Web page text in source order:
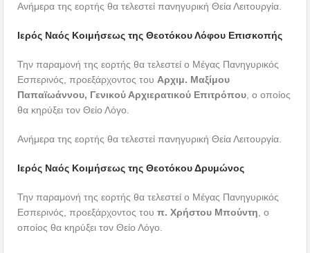
Ανήμερα της εορτής θα τελεστεί πανηγυρική Θεία Λειτουργία.
Ιερός Ναός Κοιμήσεως της Θεοτόκου Λόφου Επισκοπής
Την παραμονή της εορτής θα τελεστεί ο Μέγας Πανηγυρικός
Εσπερινός, προεξάρχοντος του Αρχιμ. Μαξίμου
Παπαϊωάννου, Γενικού Αρχιερατικού Επιτρόπου , ο οποίος
θα κηρύξει τον Θείο Λόγο.
Ανήμερα της εορτής θα τελεστεί πανηγυρική Θεία Λειτουργία.
Ιερός Ναός Κοιμήσεως της Θεοτόκου Δρυμώνος
Την παραμονή της εορτής θα τελεστεί ο Μέγας Πανηγυρικός
Εσπερινός, προεξάρχοντος τουπ. Χρήστου Μπούντη , ο
οποίος θα κηρύξει τον Θείο Λόγο.